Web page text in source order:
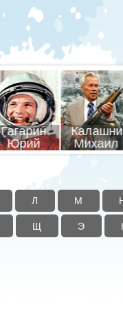
Гагарин
Юрий
Михаил
Л М
Щ Э